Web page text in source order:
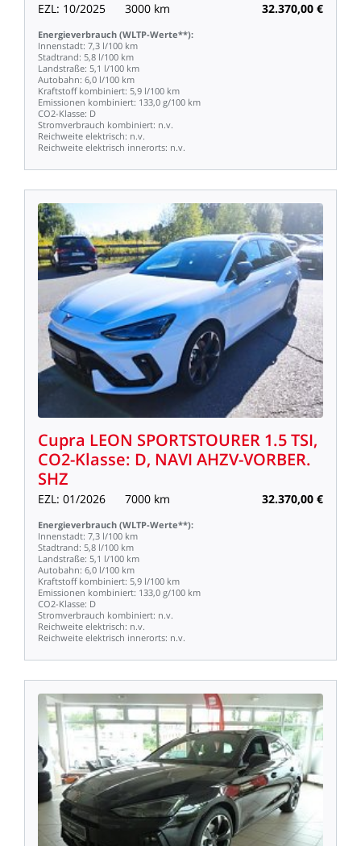
EZL: 10/2025 3000 km 32.370,00 €
Energieverbrauch (WLTP-Werte**):
Innenstadt: 7,3 l/100 km
Stadtrand: 5,8 l/100 km
Landstraße: 5,1 l/100 km
Autobahn: 6,0 l/100 km
Kraftstoff kombiniert: 5,9 l/100 km
Emissionen kombiniert: 133,0 g/100 km
CO2-Klasse: D
Stromverbrauch kombiniert: n.v.
Reichweite elektrisch: n.v.
Reichweite elektrisch innerorts: n.v.
Cupra LEON SPORTSTOURER 1.5TSI,
CO2-Klasse: D, NAVI AHZV-VORBER.
SHZ
EZL: 01/2026 7000 km 32.370,00 €
Energieverbrauch (WLTP-Werte**):
Innenstadt: 7,3 l/100 km
Stadtrand: 5,8 l/100 km
Landstraße: 5,1 l/100 km
Autobahn: 6,0 l/100 km
Kraftstoff kombiniert: 5,9 l/100 km
Emissionen kombiniert: 133,0 g/100 km
CO2-Klasse: D
Stromverbrauch kombiniert: n.v.
Reichweite elektrisch: n.v.
Reichweite elektrisch innerorts: n.v.